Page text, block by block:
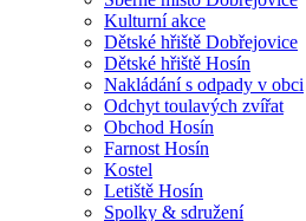
Kulturní akce
Dětské hřiště Dobřejovice
Dětské hřiště Hosín
Nakládání s odpady v obci
Odchyt toulavých zvířat
Obchod Hosín
Farnost Hosín
Kostel
Letiště Hosín
Spolky & sdružení